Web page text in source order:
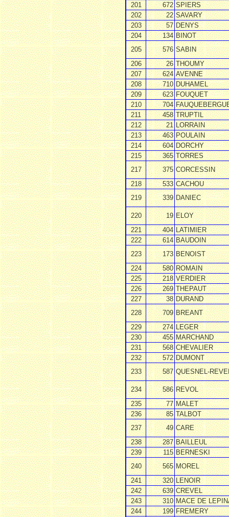
201
672 SPIERS
202
22 SAVARY
203
57 DENYS
204
134 BINOT
205
576 SABIN
206
26 THOUMY
207
624 AVENNE
208
710 DUHAMEL
209
623 FOUQUET
210
704
211
458 TRUPTIL
212
21 LORRAIN
213
463 POULAIN
214
604 DORCHY
215
365 TORRES
217
375 CORCESSIN
218
533 CACHOU
219
339 DANIEC
220 19 ELOY
221
404 LATIMIER
222
614 BAUDOIN
223
173 BENOIST
224
580 ROMAIN
225
218 VERDIER
226
269 THEPAUT
227
38 DURAND
228
709 BREANT
229
274 LEGER
230
455 MARCHAND
231
568 CHEVALIER
232
572 DUMONT
233
587 QUESNEL-
234 586 REVOL
235
77 MALET
236
85 TALBOT
237
49 CARE
238
287 BAILLEUL
239
115 BERNESKI
240
565 MOREL
241
320 LENOIR
242
639 CREVEL
243
310 MACE DE
244
199 FREMERY